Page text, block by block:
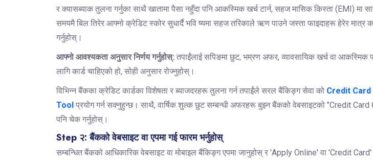
र क्यासब्याक तुलना गर्नुका साथै खातामा पैसा नहुँदा पनि आकस्मिक खर्च टार्न, सहज मासिक किस्ता (EMI) मा
समयमै बिल तिरेर आफ्नो क्रेडिट स्कोर सुधार्दै भवि ष्यमा सहज तरिकाले ऋण पाउने जस्ता फाइदाहरू हेरेर मात्र
गर्नुहोस्।
आफ्नो आवश्यकता अनुसार निर्णय गर्नुहोस्: तपाईंलाई सपिङमा छुट, भम्रण अफर, व्यावसायिक खर्च वा आकस्मिक
लागि कार्ड चाहिएको हो, सोही अनुसार रोज्नुहोस्।
विभिन्न बैंकका क्रेडिट कार्डका विशेषता र ब्याजदरहरू तुलना गर्न तपाईंले सरल बैंकिङ्ग सेवा को Credit
Toolप्रयोग गर्न सक्नुहुन्छ। साथै, वार्षिक शुल्क छुट सम्बन्धी अफरहरू बुझ्न बैंकको वेबसाइटको "Credit
पनि चेक गर्नुहोस्।
Step २: बैंकको वेबसाइट वा एपमा गई फारम भर्नुहोस्
सम्बन्धित बैंकको आधिकारिक वेबसाइट वा मोबाइल बैंकिङ्ग एपमा जानुहोस् र 'Apply Online' वा 'Credit